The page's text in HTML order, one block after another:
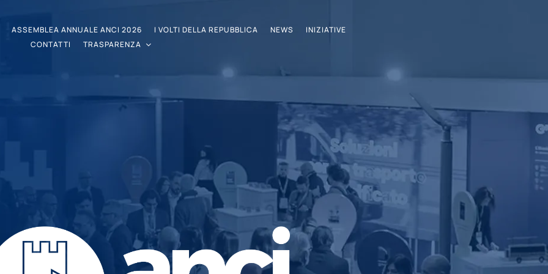
ASSEMBLEA ANNUALE ANCI 2026 I VOLTI DELLA REPUBBLICA NEWS
INIZIATIVE
CONTATTI
TRASPARENZA